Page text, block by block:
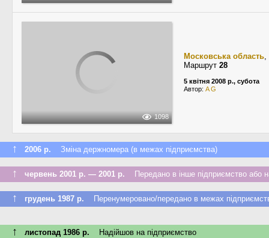
1098
Московська область,
Маршрут 28
5 квітня 2008 р., субота
Автор: A G
↑ 2006 р. Зміна держномера (в межах підприємства)
↑ червень 2001 р. — 2001 р. Передано в інше підприємство або
↑ грудень 1987 р. Перенумеровано/передано в межах
↑ листопад 1986 р. Надійшов на підприємство